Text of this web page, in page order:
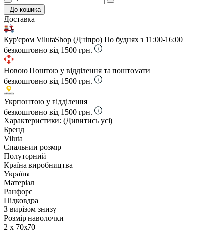
До кошика
Доставка
Кур'єром VilutaShop (Дніпро) По буднях з 11:00-16:00
безкоштовно від 1500 грн.
Новою Поштою у відділення та поштомати
безкоштовно від 1500 грн.
Укрпоштою у відділення
безкоштовно від 1500 грн.
Характеристики: (Дивитись усі)
Бренд
Viluta
Спальний розмір
Полуторний
Країна виробництва
Україна
Матеріал
Ранфорс
Підковдра
З вирізом знизу
Розмір наволочки
2 х 70х70